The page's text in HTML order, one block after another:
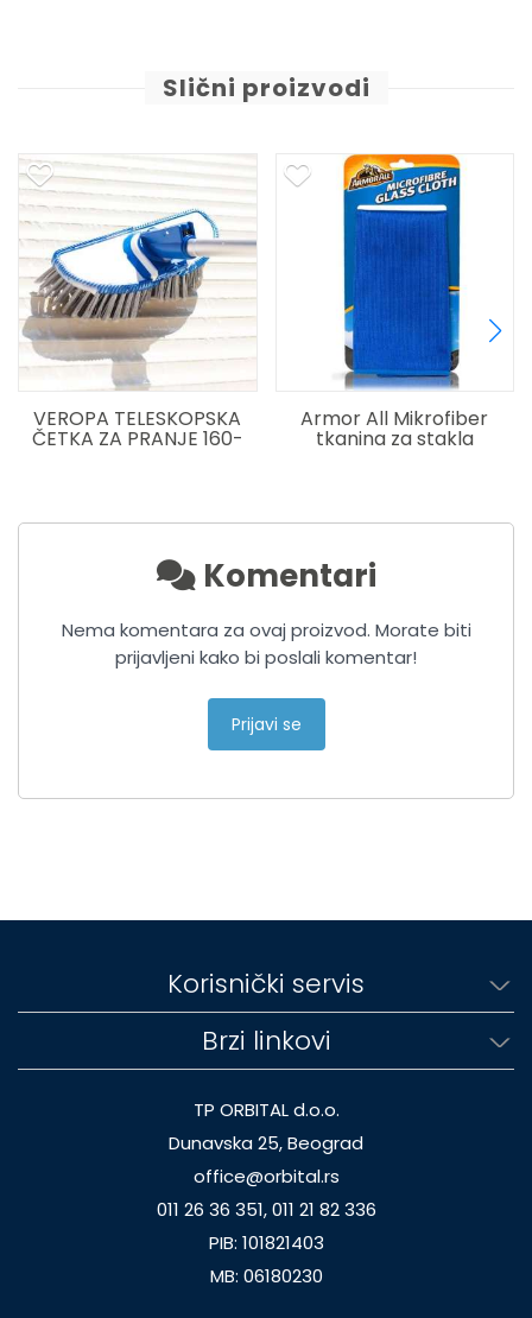
Slični proizvodi
TELESKOPSKA
ZA PRANJE 160-
Armor All Mikrofiber
tkanina za stakla
Komentari
Nema komentara za ovaj proizvod. Morate biti
prijavljeni kako bi poslali komentar!
Prijavi se
Korisnički servis
Brzi linkovi
TP ORBITAL d.o.o.
Dunavska 25, Beograd
office@orbital.rs
011 26 36 351, 011 21 82 336
PIB: 101821403
MB: 06180230